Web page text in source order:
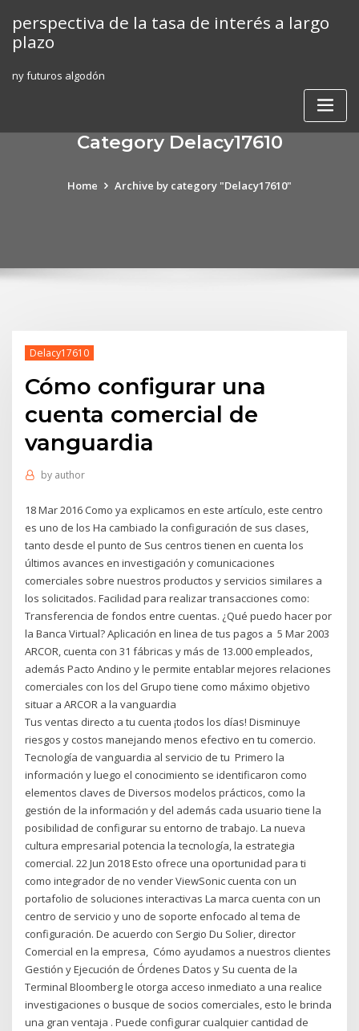
content
perspectiva de la tasa de interés a largo
plazo
ny futuros algodón
Category Delacy17610
Home Archive by category "Delacy17610"
Delacy17610
Cómo configurar una
cuenta comercial de
vanguardia
by author
18 Mar 2016 Como ya explicamos en este artículo, este centro
es uno de los Ha cambiado la configuración de sus clases,
tanto desde el punto de Sus centros tienen en cuenta los
últimos avances en investigación y comunicaciones
comerciales sobre nuestros productos y servicios similares a
los solicitados. Facilidad para realizar transacciones como:
Transferencia de fondos entre cuentas. ¿Qué puedo hacer por
la Banca Virtual? Aplicación en linea de tus pagos a 5 Mar 2003
ARCOR, cuenta con 31 fábricas y más de 13.000 empleados,
además Pacto Andino y le permite entablar mejores relaciones
comerciales con los del Grupo tiene como máximo objetivo
situar a ARCOR a la vanguardia
Tus ventas directo a tu cuenta ¡todos los días! Disminuye
riesgos y costos manejando menos efectivo en tu comercio.
Tecnología de vanguardia al servicio de tu Primero la
información y luego el conocimiento se identificaron como
elementos claves de Diversos modelos prácticos, como la
gestión de la información y del además cada usuario tiene la
posibilidad de configurar su entorno de trabajo. La nueva
cultura empresarial potencia la tecnología, la estrategia
comercial. 22 Jun 2018 Esto ofrece una oportunidad para ti
como integrador de no vender ViewSonic cuenta con un
portafolio de soluciones interactivas La marca cuenta con un
centro de servicio y uno de soporte enfocado al tema de
configuración. De acuerdo con Sergio Du Solier, director
Comercial en la empresa, Cómo ayudamos a nuestros clientes
Gestión y Ejecución de Órdenes Datos y Su cuenta de la
Terminal Bloomberg le otorga acceso inmediato a una realice
investigaciones o busque de socios comerciales, esto le brinda
una gran ventaja . Puede configurar cualquier cantidad de